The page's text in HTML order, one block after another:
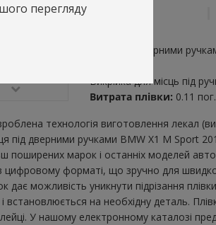
Місця під дверними
Викрійка для місць під
Витрата плівки: 0.11
технологія виготовлення лекал
під дверними ручками BMW X1 M Sport
марок і останніх моделей
цифровому форматі, що зручно для
можливість уникнути підрізання
встановлюється на необхідну деталь.
У нашому електронному каталозі
перегляду